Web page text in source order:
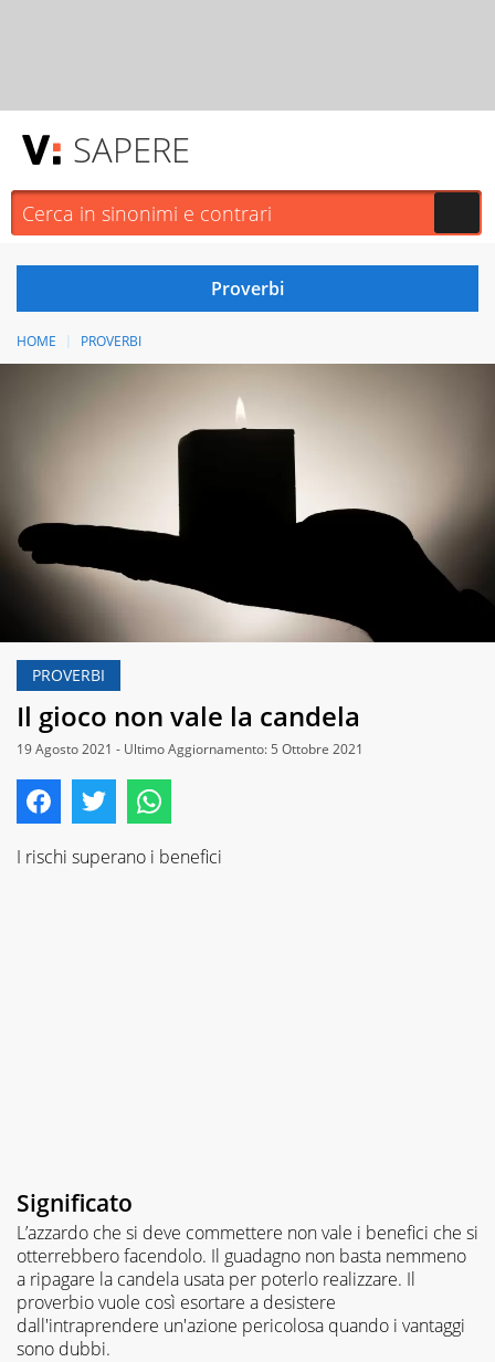
SAPERE
HOME PROVERBI
PROVERBI
Il gioco non vale la candela
19 Agosto 2021 - Ultimo Aggiornamento: 5 Ottobre 2021
I rischi superano i benefici
Significato
L’azzardo che si deve commettere non vale i benefici che si
otterrebbero facendolo. Il guadagno non basta nemmeno
a ripagare la candela usata per poterlo realizzare. Il
proverbio vuole così esortare a desistere
dall'intraprendere un'azione pericolosa quando i vantaggi
sono dubbi.